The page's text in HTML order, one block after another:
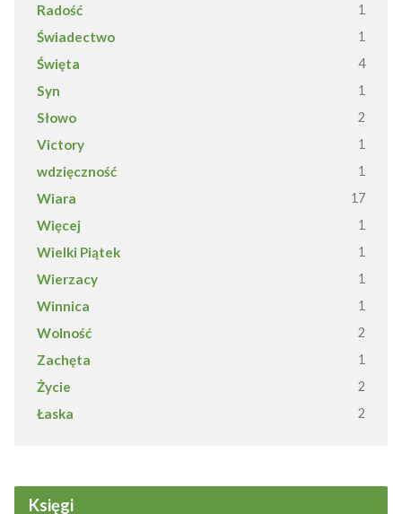
Radość 1
Świadectwo 1
Święta 4
Syn 1
Słowo 2
Victory 1
wdzięczność 1
Wiara 17
Więcej 1
Wielki Piątek 1
Wierzacy 1
Winnica 1
Wolność 2
Zachęta 1
Życie 2
Łaska 2
Księgi